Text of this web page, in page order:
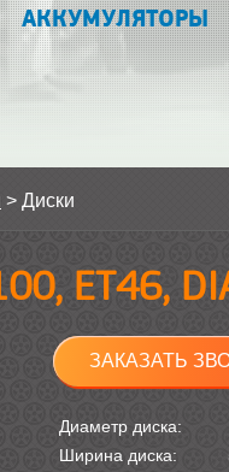
АККУМУЛЯТОРЫ
> Диски
ET46,
ЗАКАЗАТЬ
Диаметр диска:
Ширина диска: